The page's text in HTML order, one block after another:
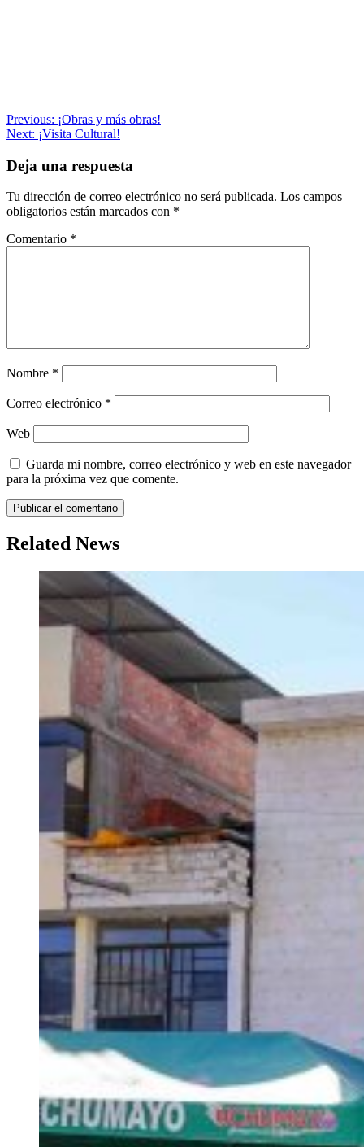
Navegación
de
entradas
Previous: ¡Obras y más obras!
Next: ¡Visita Cultural!
Deja una respuesta
Tu dirección de correo electrónico no será publicada. Los campos
obligatorios están marcados con *
Comentario *
Nombre *
Correo electrónico *
Web
Guarda mi nombre, correo electrónico y web en este navegador
para la próxima vez que comente.
Related News